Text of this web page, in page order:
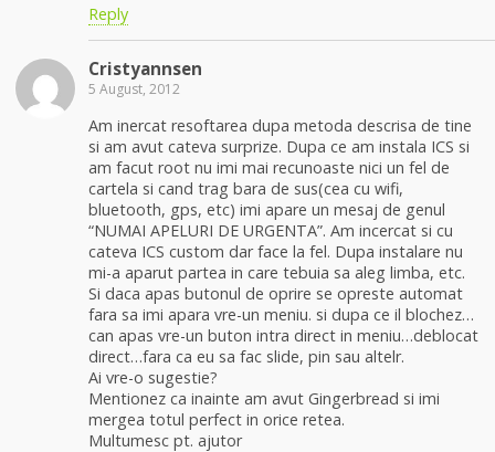
Reply
Cristyannsen
5 August, 2012
Am inercat resoftarea dupa metoda descrisa de tine
si am avut cateva surprize. Dupa ce am instala ICS si
am facut root nu imi mai recunoaste nici un fel de
cartela si cand trag bara de sus(cea cu wifi,
bluetooth, gps, etc) imi apare un mesaj de genul
“NUMAI APELURI DE URGENTA”. Am incercat si cu
cateva ICS custom dar face la fel. Dupa instalare nu
mi-a aparut partea in care tebuia sa aleg limba, etc.
Si daca apas butonul de oprire se opreste automat
fara sa imi apara vre-un meniu. si dupa ce il blochez…
can apas vre-un buton intra direct in meniu…deblocat
direct…fara ca eu sa fac slide, pin sau altelr.
Ai vre-o sugestie?
Mentionez ca inainte am avut Gingerbread si imi
mergea totul perfect in orice retea.
Multumesc pt. ajutor